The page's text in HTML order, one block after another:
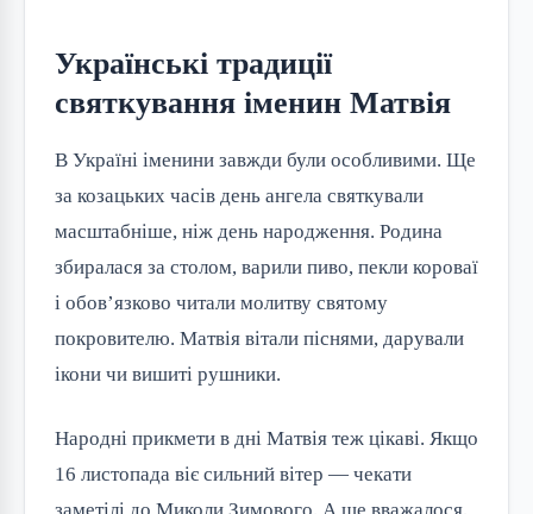
Українські традиції
святкування іменин Матвія
В Україні іменини завжди були особливими. Ще
за козацьких часів день ангела святкували
масштабніше, ніж день народження. Родина
збиралася за столом, варили пиво, пекли короваї
і обов’язково читали молитву святому
покровителю. Матвія вітали піснями, дарували
ікони чи вишиті рушники.
Народні прикмети в дні Матвія теж цікаві. Якщо
16 листопада віє сильний вітер — чекати